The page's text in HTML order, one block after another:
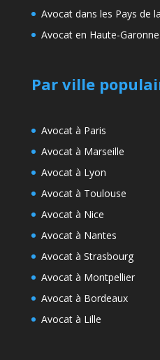
Avocat dans les Pays de
Avocat en Haute-Garonne
Par ville
Avocat à Paris
Avocat à Marseille
Avocat à Lyon
Avocat à Toulouse
Avocat à Nice
Avocat à Nantes
Avocat à Strasbourg
Avocat à Montpellier
Avocat à Bordeaux
Avocat à Lille